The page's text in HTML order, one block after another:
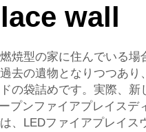
wall
型の家に住んでいる
去の遺物となりつつあ
袋詰めです。実際、
ンファイアプレイス
、LEDファイアプレイ